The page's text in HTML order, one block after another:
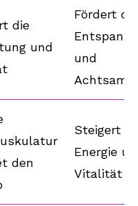
die
und
Fördert die
und
den
Steigert
Energie
Vitalität